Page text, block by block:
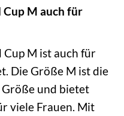
Cup M auch für
Cup M ist auch für
Die Größe M ist die
und bietet
viele Frauen. Mit